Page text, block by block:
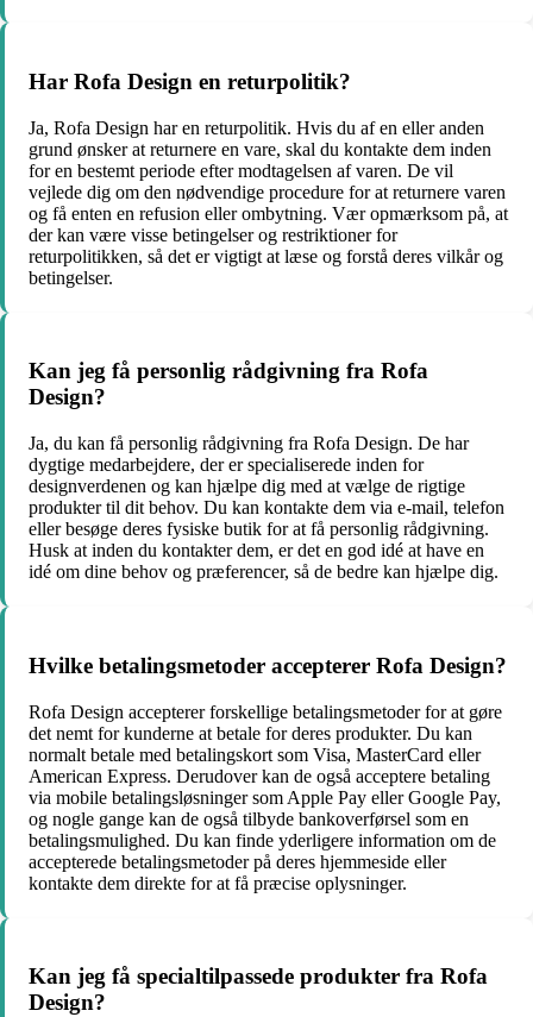
Har Rofa Design en returpolitik?
Ja, Rofa Design har en returpolitik. Hvis du af en eller anden
grund ønsker at returnere en vare, skal du kontakte dem inden
for en bestemt periode efter modtagelsen af varen. De vil
vejlede dig om den nødvendige procedure for at returnere varen
og få enten en refusion eller ombytning. Vær opmærksom på, at
der kan være visse betingelser og restriktioner for
returpolitikken, så det er vigtigt at læse og forstå deres vilkår og
betingelser.
Kan jeg få personlig rådgivning fra Rofa
Design?
Ja, du kan få personlig rådgivning fra Rofa Design. De har
dygtige medarbejdere, der er specialiserede inden for
designverdenen og kan hjælpe dig med at vælge de rigtige
produkter til dit behov. Du kan kontakte dem via e-mail, telefon
eller besøge deres fysiske butik for at få personlig rådgivning.
Husk at inden du kontakter dem, er det en god idé at have en
idé om dine behov og præferencer, så de bedre kan hjælpe dig.
Hvilke betalingsmetoder accepterer Rofa Design?
Rofa Design accepterer forskellige betalingsmetoder for at gøre
det nemt for kunderne at betale for deres produkter. Du kan
normalt betale med betalingskort som Visa, MasterCard eller
American Express. Derudover kan de også acceptere betaling
via mobile betalingsløsninger som Apple Pay eller Google Pay,
og nogle gange kan de også tilbyde bankoverførsel som en
betalingsmulighed. Du kan finde yderligere information om de
accepterede betalingsmetoder på deres hjemmeside eller
kontakte dem direkte for at få præcise oplysninger.
Kan jeg få specialtilpassede produkter fra Rofa
Design?